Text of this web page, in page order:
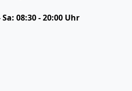
Sa: 08:30 - 20:00 Uhr